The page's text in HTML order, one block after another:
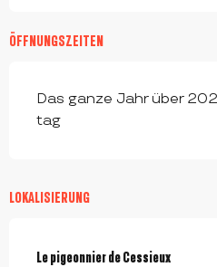
ÖFFNUNGSZEITEN
Das ganze Jahr über
tag
LOKALISIERUNG
Le pigeonnier de Cessieux